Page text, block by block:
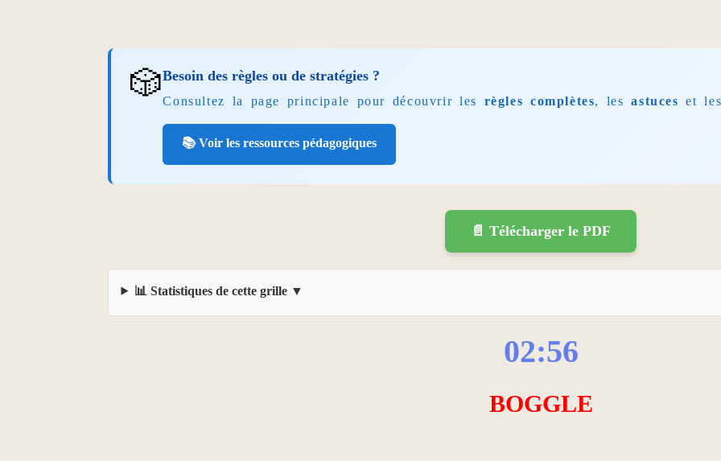
🎲Besoin des règles ou de stratégies ?
Consultez la page principale pour découvrir les règles complètes, lesastuces et
📚 Voir les ressources pédagogiques
📄 Télécharger le PDF
📊 Statistiques de cette grille
02:55
BOGGLE